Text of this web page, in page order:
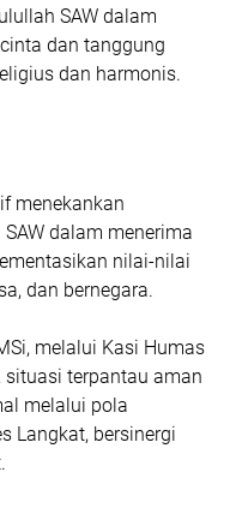
SAW dalam
dan tanggung
dan harmonis.
menekankan
dalam menerima
nilai-nilai
dan bernegara.
melalui Kasi Humas
terpantau aman
melalui pola
Langkat, bersinergi